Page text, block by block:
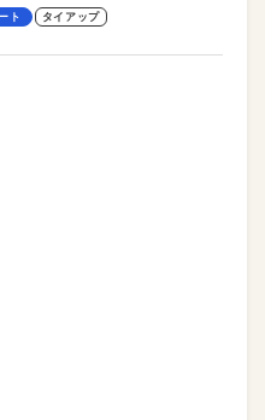
プルな操作性がグッド！
ト タイアップ